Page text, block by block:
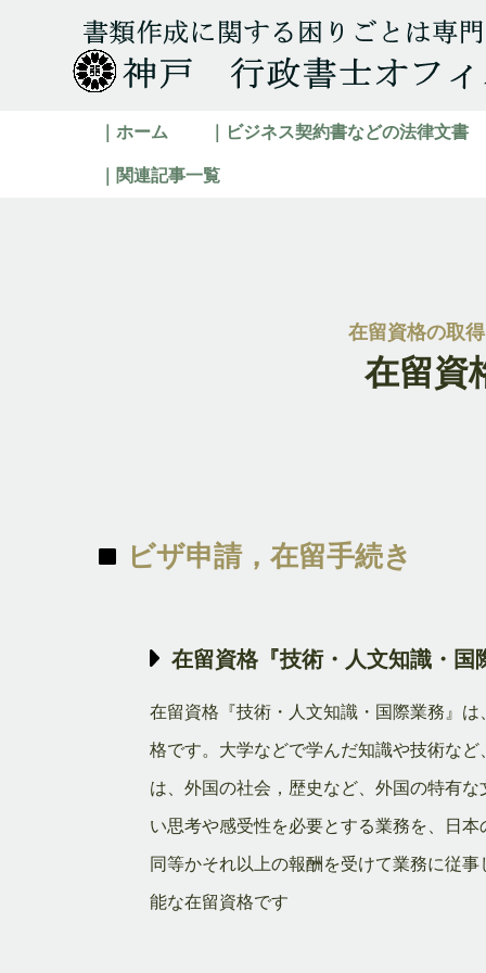
｜ホーム ｜ビジネス契約書などの法律文書
｜関連記事一覧
在留資格の取
在留資
ビザ申請，在留手続き
在留資格『技術・人文知識・国
在留資格『技術・人文知識・国際業務』
格です。大学などで学んだ知識や技術な
は、外国の社会，歴史など、外国の特有
い思考や感受性を必要とする業務を、日
同等かそれ以上の報酬を受けて業務に従
能な在留資格です